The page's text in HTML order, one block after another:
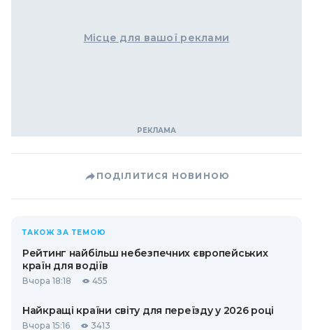
Місце для вашої реклами
ПОДІЛИТИСЯ НОВИНОЮ
ТАКОЖ ЗА ТЕМОЮ
Рейтинг найбільш небезпечних європейських
країн для водіїв
Вчора 18:18 455
Найкращі країни світу для переїзду у 2026 році
Вчора 15:16 3413